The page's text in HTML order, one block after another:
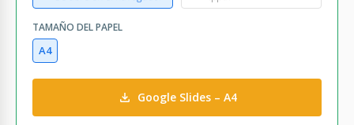
TAMAÑO DEL PAPEL
A4
Google Slides – A4